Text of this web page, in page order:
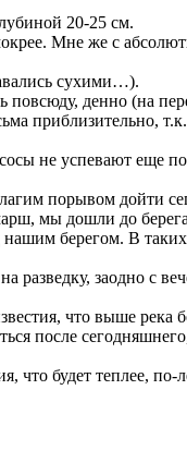
20-25 см.
Мне же с
сухими…).
денно (на
приблизительно,
не успевают еще
порывом дойти
мы дошли до
берегом. В
заодно с
что выше река
после
что будет теплее,